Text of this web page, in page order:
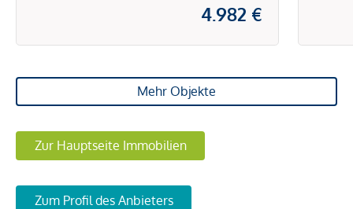
4.982 €
Mehr Objekte
Zur Hauptseite Immobilien
Zum Profil des Anbieters